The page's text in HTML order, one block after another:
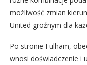
możliwość zmian
United groźnym dla
Po stronie Fulham,
wnosi doświadczenie i